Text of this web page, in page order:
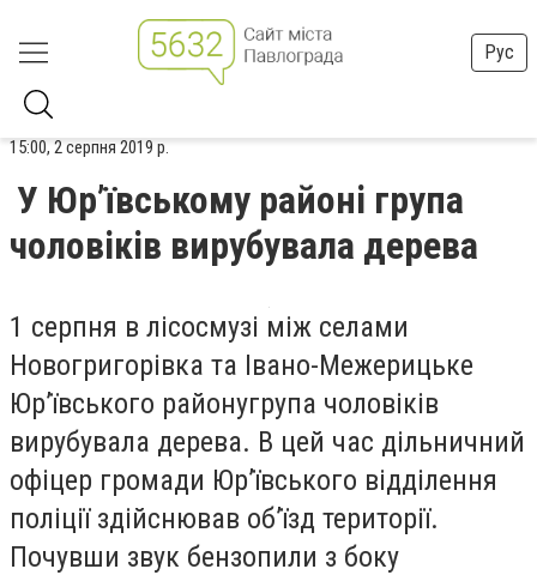
Рус
15:00, 2 серпня 2019 р.
У Юр’ївському районі група
чоловіків вирубувала дерева
1 серпня в лісосмузі між селами
Новогригорівка та Івано-Межерицьке
Юр’ївського районугрупа чоловіків
вирубувала дерева. В цей час дільничний
офіцер громади Юр’ївського відділення
поліції здійснював об’їзд території.
Почувши звук бензопили з боку